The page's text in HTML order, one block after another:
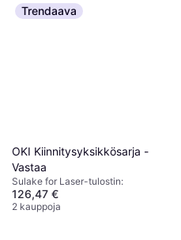
Trendaava
OKI Kiinnitysyksikkösarja -
Vastaa
Sulake for Laser-tulostin:
126,47 €
2 kauppoja